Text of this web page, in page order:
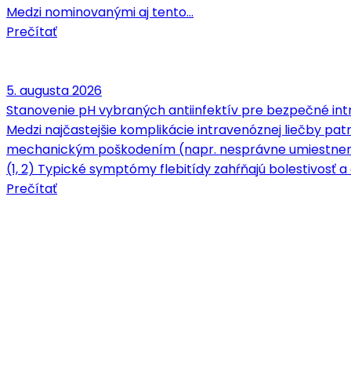
Medzi nominovanými aj tento…
Prečítať
5. augusta 2026
Stanovenie pH vybraných antiinfektív pre bezpečné
Medzi najčastejšie komplikácie intravenóznej liečby
mechanickým poškodením (napr. nesprávne
(1, 2) Typické symptómy flebitídy zahŕňajú bolestivosť
Prečítať